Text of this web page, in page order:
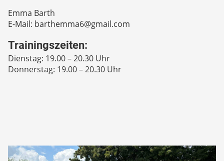
Emma Barth
E-Mail: barthemma6@gmail.com
Trainingszeiten:
Dienstag: 19.00 – 20.30 Uhr
Donnerstag: 19.00 – 20.30 Uhr